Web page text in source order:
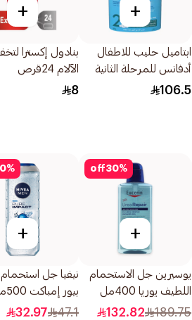
+
ابتاميل حليب للاطفال
أدفانس للمرحلة الثانية
متابعة الرضاعة من عمر
106.5
+
بنادول إكسترا
الآلام 24قرص
8
30%
off
+
يوسيرين جل الاستحمام
اللطيف يوريا 400مل
189.75
132.82
%
+
نيفيا جل استحمام
بيور إمباكت 500مل
47.1
32.97